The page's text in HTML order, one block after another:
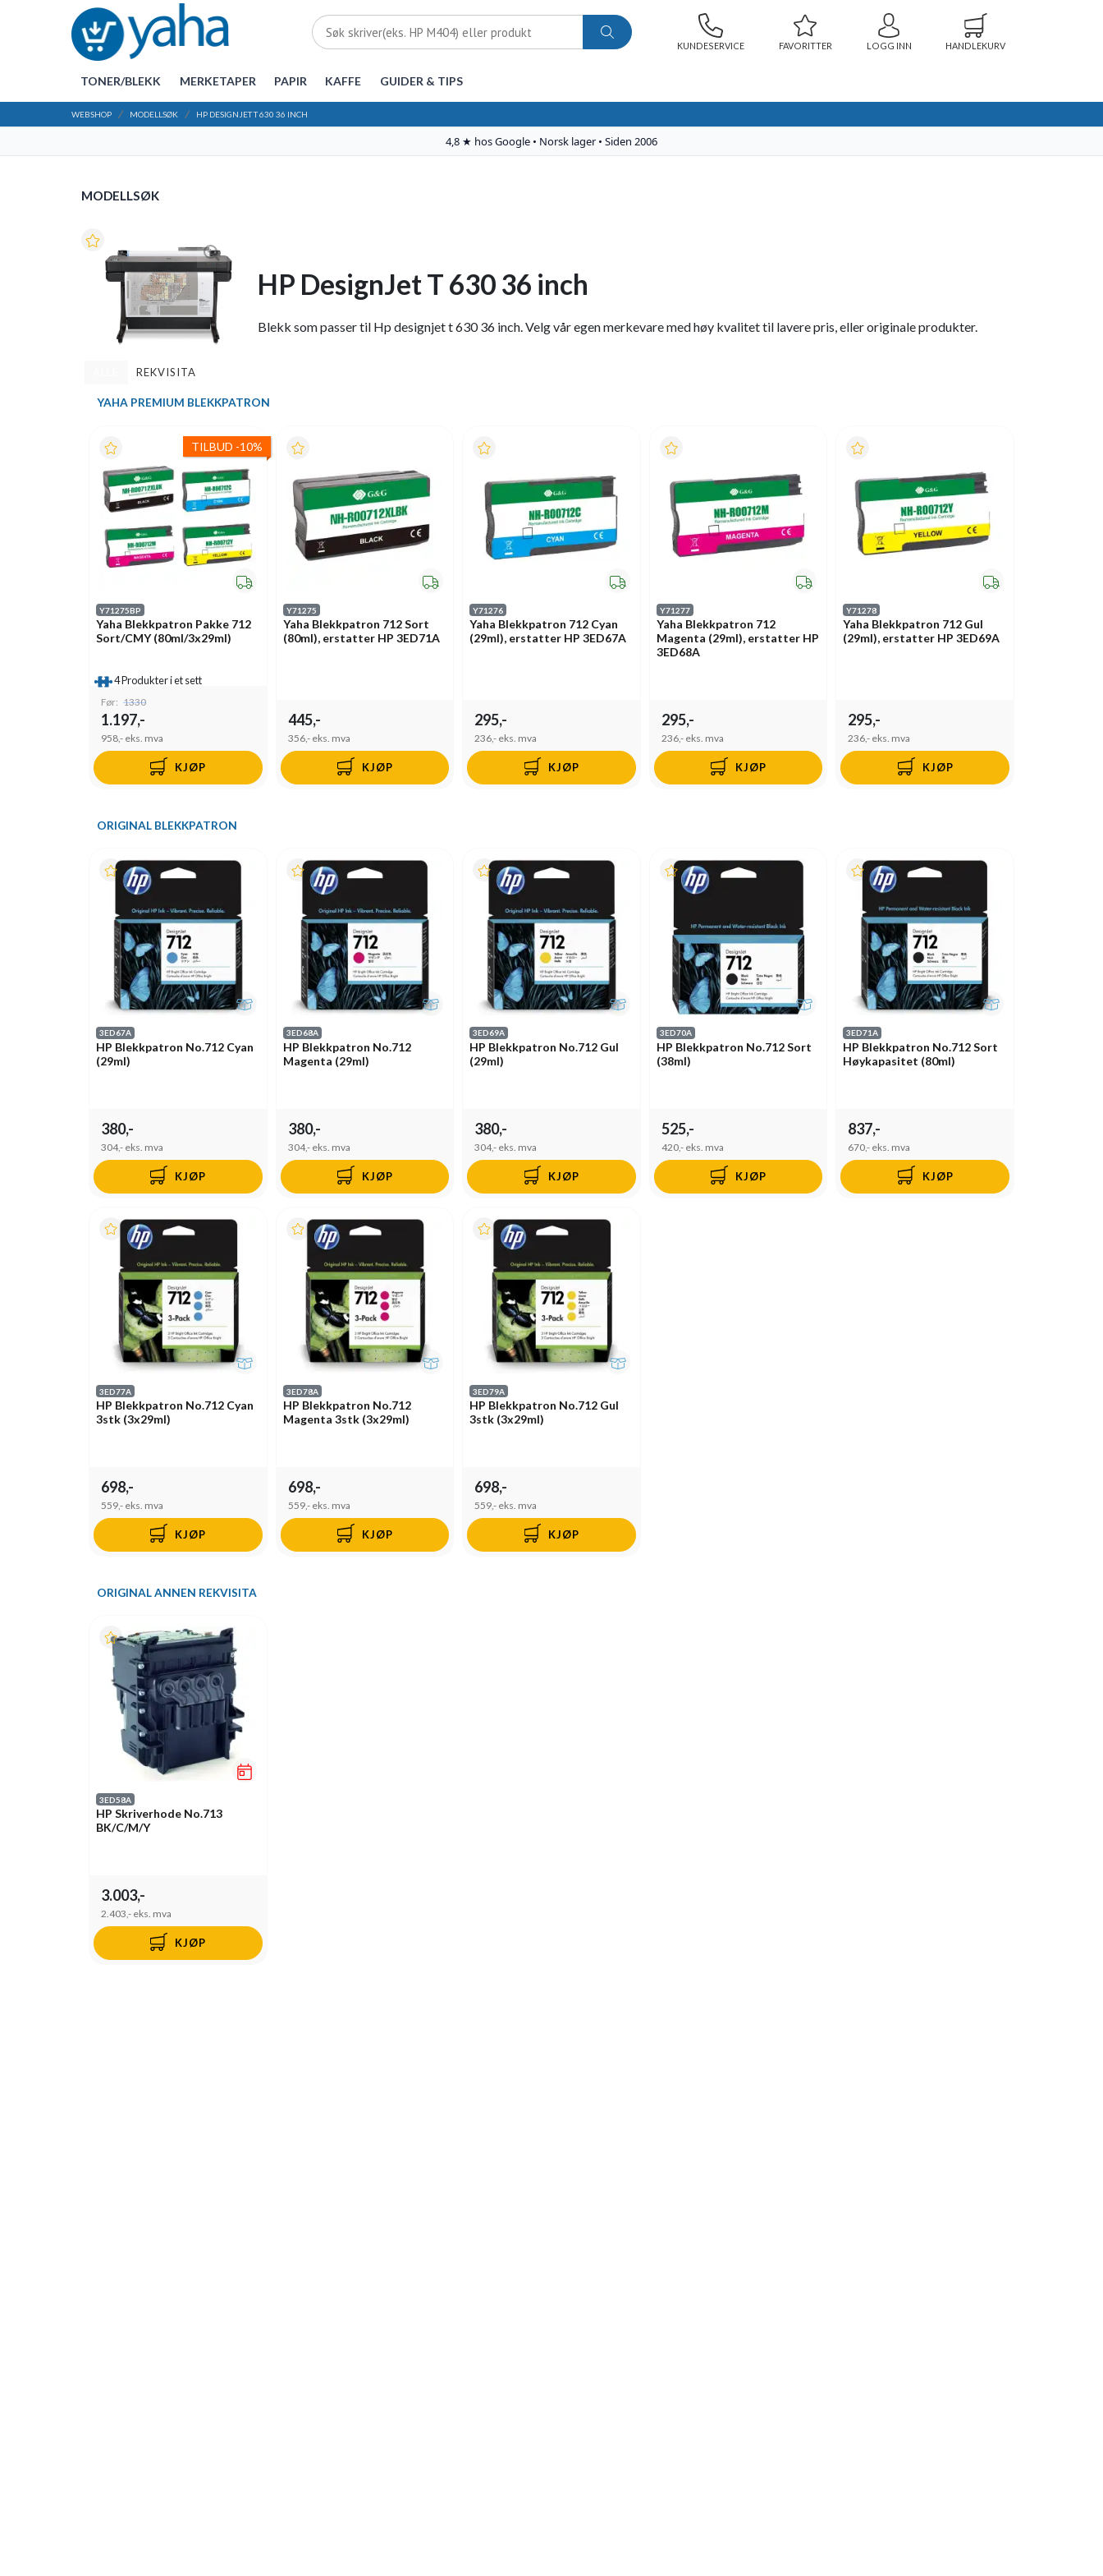
KUNDESERVICE FAVORITTER LOGG INN HANDLEKURV
TONER/BLEKK MERKETAPER PAPIR KAFFE GUIDER & TIPS
WEBSHOP MODELLSØK HP DESIGNJET T 630 36 INCH
MODELLSØK
HP DesignJet T 630 36 inch
Blekk som passer til Hp designjet t 630 36 inch. Velg vår egen merkevare med høy kvalitet til lavere pris, eller originale produkter.
REKVISITA
YAHA PREMIUM BLEKKPATRON
TILBUD -10%
Y71275BP
Yaha Blekkpatron Pakke 712
Sort/CMY (80ml/3x29ml)
4 Produkter i et sett
Før: 1330
1.197,-
958,- eks. mva
KJØP
Y71275
Yaha Blekkpatron 712 Sort
(80ml), erstatter HP 3ED71A
445,-
356,- eks. mva
KJØP
Y71276
Yaha Blekkpatron 712 Cyan
(29ml), erstatter HP 3ED67A
295,-
236,- eks. mva
KJØP
Y71277
Yaha Blekkpatron 712
Magenta (29ml), erstatter HP
3ED68A
295,-
236,- eks. mva
KJØP
Y71278
Yaha Blekkpatron 712 Gul
(29ml), erstatter HP 3ED69A
295,-
236,- eks. mva
KJØP
ORIGINAL BLEKKPATRON
3ED67A
HP Blekkpatron No.712 Cyan
(29ml)
380,-
304,- eks. mva
KJØP
3ED68A
HP Blekkpatron No.712
Magenta (29ml)
380,-
304,- eks. mva
KJØP
3ED69A
HP Blekkpatron No.712 Gul
(29ml)
380,-
304,- eks. mva
KJØP
3ED70A
HP Blekkpatron No.712 Sort
(38ml)
525,-
420,- eks. mva
KJØP
3ED71A
HP Blekkpatron No.712 Sort
Høykapasitet (80ml)
837,-
670,- eks. mva
KJØP
3ED77A
HP Blekkpatron No.712 Cyan
3stk (3x29ml)
698,-
559,- eks. mva
KJØP
3ED78A
HP Blekkpatron No.712
Magenta 3stk (3x29ml)
698,-
559,- eks. mva
KJØP
3ED79A
HP Blekkpatron No.712 Gul
3stk (3x29ml)
698,-
559,- eks. mva
KJØP
ORIGINAL ANNEN REKVISITA
3ED58A
HP Skriverhode No.713
BK/C/M/Y
3.003,-
2.403,- eks. mva
KJØP